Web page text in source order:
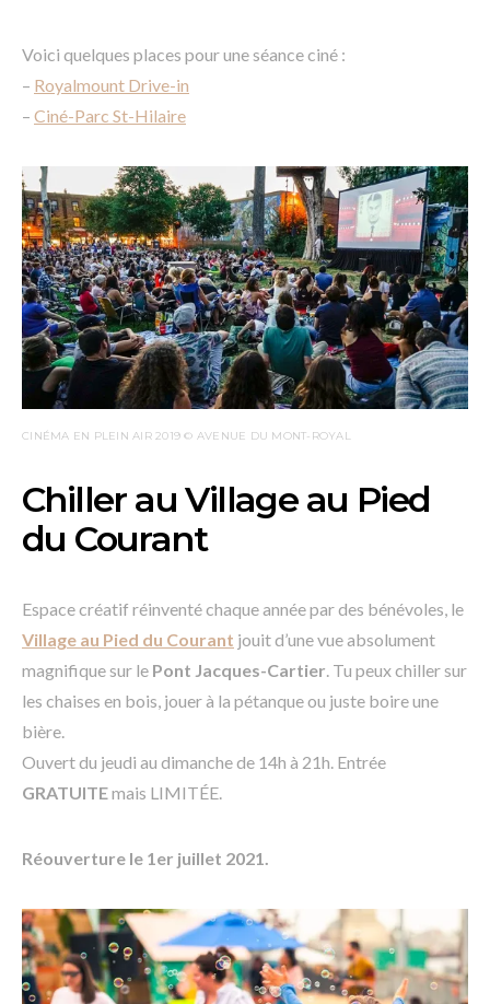
Voici quelques places pour une séance ciné :
– Royalmount Drive-in
– Ciné-Parc St-Hilaire
CINÉMA EN PLEIN AIR 2019 © AVENUE DU MONT-ROYAL
Chiller au Village au Pied
du Courant
Espace créatif réinventé chaque année par des bénévoles, le
Village au Pied du Courant jouit d’une vue absolument
magnifique sur le Pont Jacques-Cartier. Tu peux chiller sur
les chaises en bois, jouer à la pétanque ou juste boire une
bière.
Ouvert du jeudi au dimanche de 14h à 21h. Entrée
GRATUITEmais LIMITÉE.
Réouverture le 1er juillet 2021.